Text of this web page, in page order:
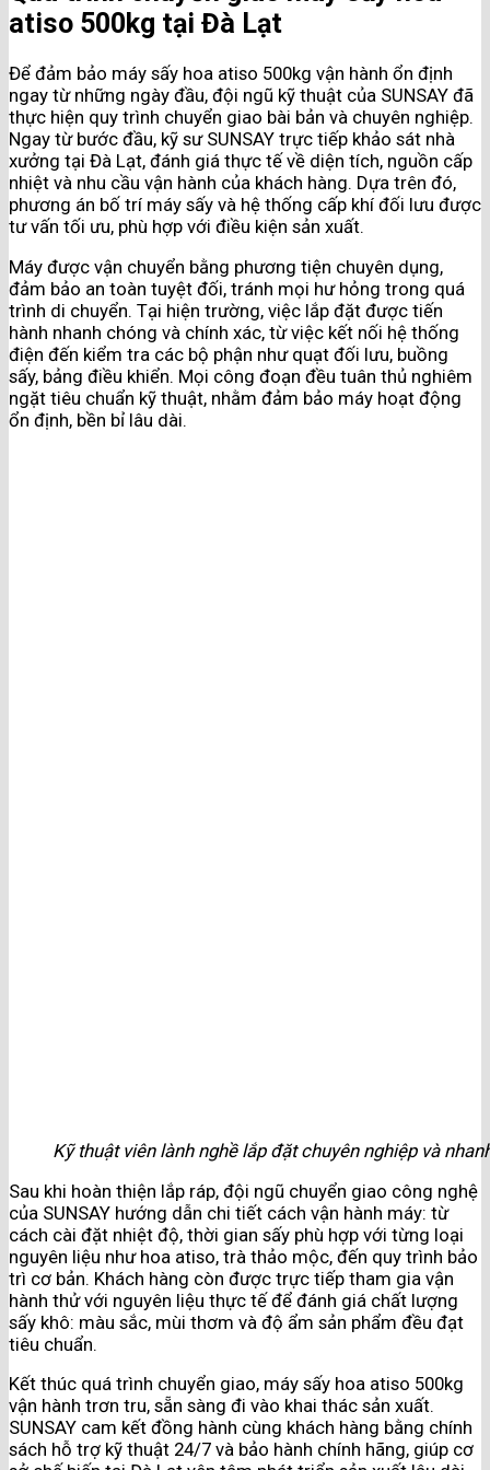
atiso 500kg tại Đà Lạt
Để đảm bảo máy sấy hoa atiso 500kg vận hành ổn định
ngay từ những ngày đầu, đội ngũ kỹ thuật của SUNSAY đã
thực hiện quy trình chuyển giao bài bản và chuyên nghiệp.
Ngay từ bước đầu, kỹ sư SUNSAY trực tiếp khảo sát nhà
xưởng tại Đà Lạt, đánh giá thực tế về diện tích, nguồn cấp
nhiệt và nhu cầu vận hành của khách hàng. Dựa trên đó,
phương án bố trí máy sấy và hệ thống cấp khí đối lưu được
tư vấn tối ưu, phù hợp với điều kiện sản xuất.
Máy được vận chuyển bằng phương tiện chuyên dụng,
đảm bảo an toàn tuyệt đối, tránh mọi hư hỏng trong quá
trình di chuyển. Tại hiện trường, việc lắp đặt được tiến
hành nhanh chóng và chính xác, từ việc kết nối hệ thống
điện đến kiểm tra các bộ phận như quạt đối lưu, buồng
sấy, bảng điều khiển. Mọi công đoạn đều tuân thủ nghiêm
ngặt tiêu chuẩn kỹ thuật, nhằm đảm bảo máy hoạt động
ổn định, bền bỉ lâu dài.
Kỹ thuật viên lành nghề lắp đặt chuyên nghiệp và
Sau khi hoàn thiện lắp ráp, đội ngũ chuyển giao công nghệ
của SUNSAY hướng dẫn chi tiết cách vận hành máy: từ
cách cài đặt nhiệt độ, thời gian sấy phù hợp với từng loại
nguyên liệu như hoa atiso, trà thảo mộc, đến quy trình bảo
trì cơ bản. Khách hàng còn được trực tiếp tham gia vận
hành thử với nguyên liệu thực tế để đánh giá chất lượng
sấy khô: màu sắc, mùi thơm và độ ẩm sản phẩm đều đạt
tiêu chuẩn.
Kết thúc quá trình chuyển giao, máy sấy hoa atiso 500kg
vận hành trơn tru, sẵn sàng đi vào khai thác sản xuất.
SUNSAY cam kết đồng hành cùng khách hàng bằng chính
sách hỗ trợ kỹ thuật 24/7 và bảo hành chính hãng, giúp cơ